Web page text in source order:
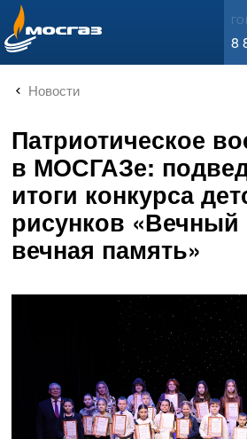
info@mos-gaz.ru
8
Новости
Патриотическое
в МОСГАЗе:
итоги конкурса
рисунков
вечная память»